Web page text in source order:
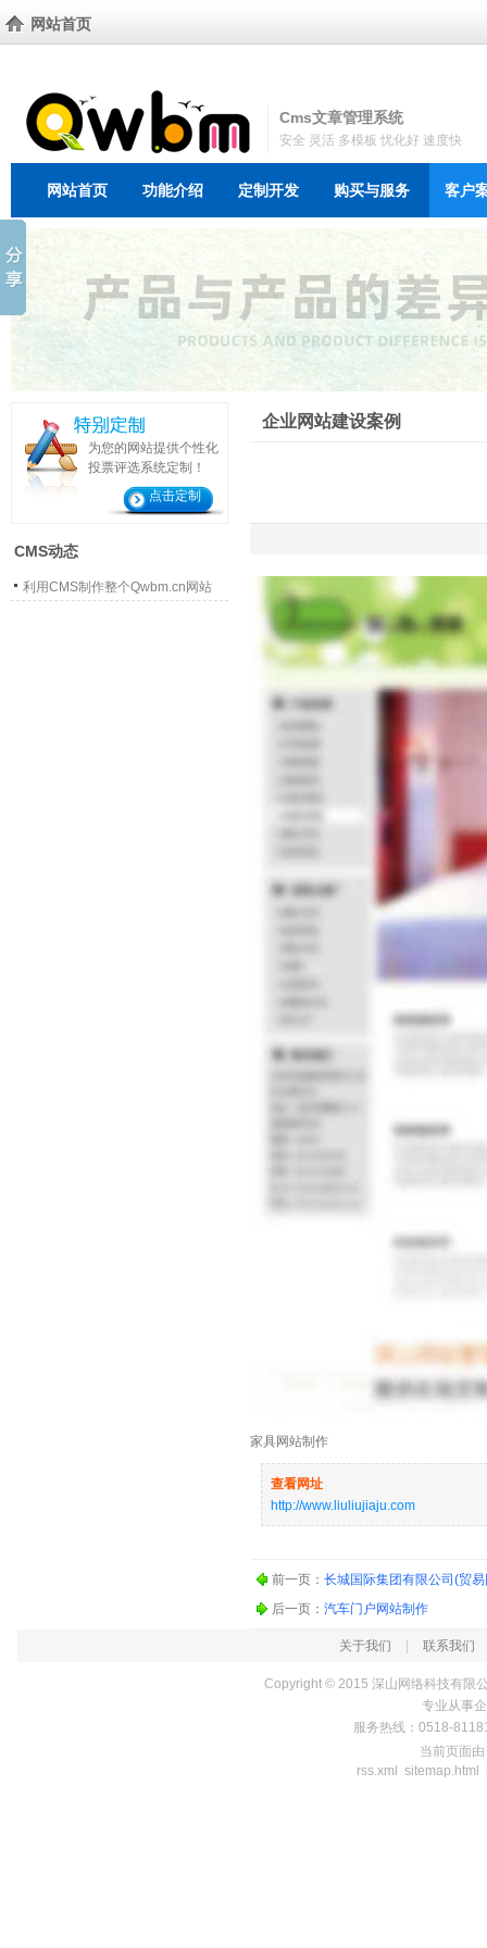
网站首页
Cms文章管理系统
安全 灵活 多模板 忧化好 速度快
网站首页 功能介绍 定制开发 购买与服务 客户
为您的网站提供个性化
投票评选系统定制！
点击定制
CMS动态
利用CMS制作整个Qwbm.cn网站
企业网站建设案例
家具网站制作
查看网址
http://www.liuliujiaju.com
前一页： 长城国际集团有限公司(贸
后一页： 汽车门户网站制作
关于我们 联系我们
Copyright © 2015 深山网络科技有限
专业从事
服务热线：0518-
当前页面由
rss.xml
sitemap.html